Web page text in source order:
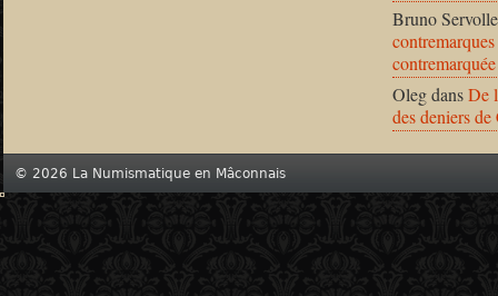
Bruno Servolle
OlegdansDe
des deniers
© 2026 La Numismatique en Mâconnais